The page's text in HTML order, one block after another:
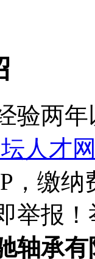
验两年
人才
，缴
举报
轴承